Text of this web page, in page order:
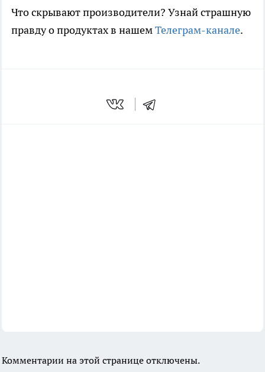
Что скрывают производители? Узнай страшную
правду о продуктах в нашемТелеграм-канале.
Комментарии на этой странице отключены.